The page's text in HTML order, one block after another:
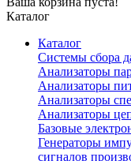
Каталог
Каталог
Cистемы сбора
Анализаторы
Анализаторы
Анализаторы
Анализаторы
Базовые
Генераторы
сигналов